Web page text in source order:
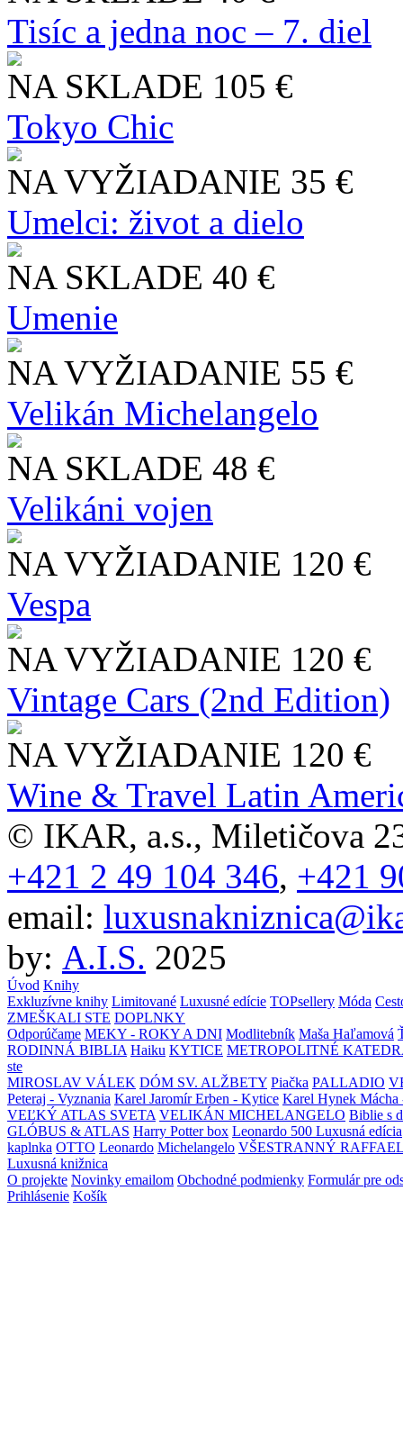
Tisíc a jedna noc – 7. diel
NA SKLADE 105 €
Tokyo Chic
NA VYŽIADANIE 35 €
Umelci: život a dielo
NA SKLADE 40 €
Umenie
NA VYŽIADANIE 55 €
Velikán Michelangelo
NA SKLADE 48 €
Velikáni vojen
NA VYŽIADANIE 120 €
Vespa
NA VYŽIADANIE 120 €
Vintage Cars (2nd Edition)
NA VYŽIADANIE 120 €
Wine & Travel Latin
© IKAR, a.s., Miletičova
+421 2 49 104 346, +421
email:
by: A.I.S. 2025
Úvod Knihy
Exkluzívne knihy Limitované Luxusné edície TOPsellery Móda
ZMEŠKALI STE DOPLNKY
Odporúčame MEKY - ROKY A DNI Modlitebník Maša Haľamová
RODINNÁ BIBLIA Haiku KYTICE METROPOLITNÉ
ste
MIROSLAV VÁLEK DÓM SV. ALŽBETY Piačka PALLADIO
Peteraj - Vyznania Karel Jaromír Erben - Kytice Karel Hynek Mácha
VEĽKÝ ATLAS SVETA VELIKÁN MICHELANGELO Biblie s
GLÓBUS & ATLAS Harry Potter box Leonardo 500 Luxusná edícia
kaplnka OTTO Leonardo Michelangelo VŠESTRANNÝ
Luxusná knižnica
O projekte Novinky emailom Obchodné podmienky Formulár pre
Prihlásenie Košík